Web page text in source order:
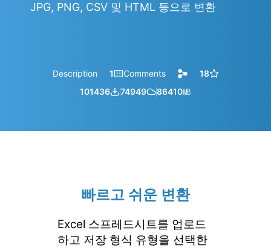
JPG, PNG, CSV 및 HTML 등으로 변환
Description 1 Comments
18
101436
74949 86410㎆︎
빠르고 쉬운 변환
Excel 스프레드시트를 업로드
하고 저장 형식 유형을 선택한